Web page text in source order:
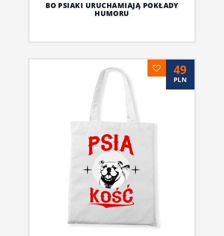
BO PSIAKI URUCHAMIAJĄ POKŁADY
HUMORU
49
PLN